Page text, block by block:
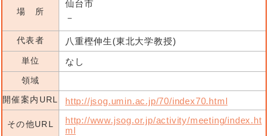
場 所
仙台市
－
代表者 八重樫伸生(東北大学教授)
単位 なし
領域
開催案内URL
http://jsog.umin.ac.jp/70/index70.html
その他URL
http://www.jsog.or.jp/activity/meeting/index.ht
ml